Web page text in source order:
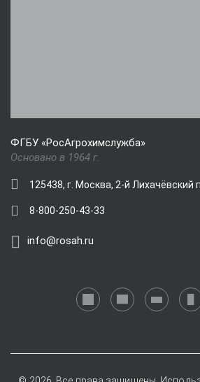
ФГБУ «РосАгрохимслужба»
Основано в 1964 г.
125438, г. Москва, 2-й Лихачёвский
8-800-250-43-33
info@rosah.ru